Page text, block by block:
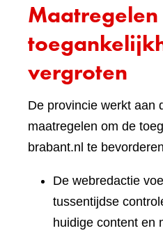
Maatregelen
vergroten
De provincie werkt aan
maatregelen om de
brabant.nl te
De webredactie
tussentijdse
huidige content en